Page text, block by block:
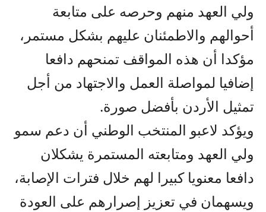
ولي العهد منهم وحرصه على متابعة
أحوالهم والاطمئنان عليهم بشكل مستمر،
مؤكدا أن هذه المواقف تمنحهم دافعا
إضافيا لمواصلة العمل والاجتهاد من أجل
تمثيل الأردن بأفضل صورة.
ويؤكد لاعبو المنتخب الوطني أن دعم سمو
ولي العهد ومتابعته المستمرة يشكلان
دافعا معنويا كبيرا لهم خلال فترات الإصابة،
ويسهمان في تعزيز إصرارهم على العودة